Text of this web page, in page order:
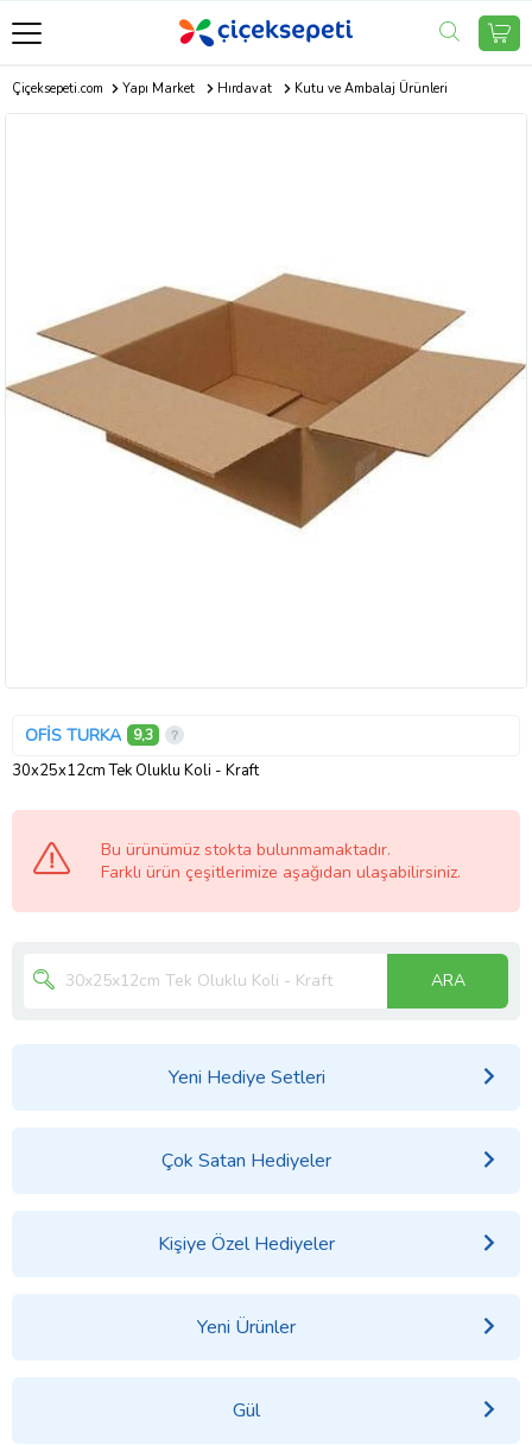
Çiçeksepeti.com Yapı Market Hırdavat Kutu ve Ambalaj Ürünleri
OFİS TURKA 9,3
30x25x12cm Tek Oluklu Koli - Kraft
Bu ürünümüz stokta bulunmamaktadır.
Farklı ürün çeşitlerimize aşağıdan ulaşabilirsiniz.
ARA
Yeni Hediye Setleri
Çok Satan Hediyeler
Kişiye Özel Hediyeler
Yeni Ürünler
Gül